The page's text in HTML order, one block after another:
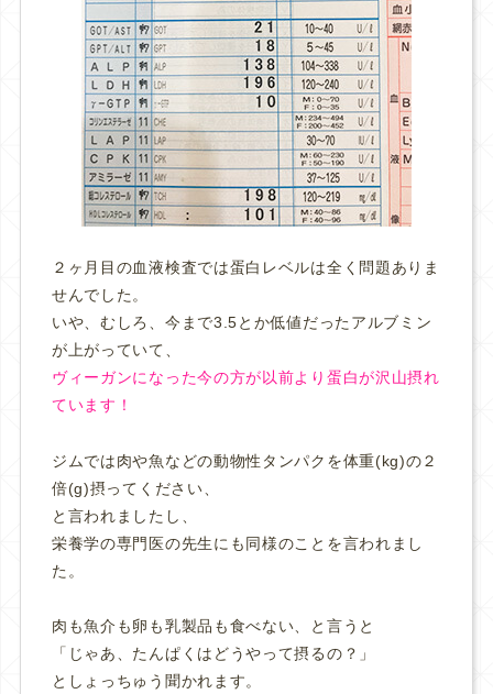
２ヶ月目の血液検査では蛋白レベルは全く問題ありま
せんでした。
いや、むしろ、今まで3.5とか低値だったアルブミン
が上がっていて、
ヴィーガンになった今の方が以前より蛋白が沢山摂れ
ています！
ジムでは肉や魚などの動物性タンパクを体重(kg)の２
倍(g)摂ってください、
と言われましたし、
栄養学の専門医の先生にも同様のことを言われまし
た。
肉も魚介も卵も乳製品も食べない、と言うと
「じゃあ、たんぱくはどうやって摂るの？」
としょっちゅう聞かれます。